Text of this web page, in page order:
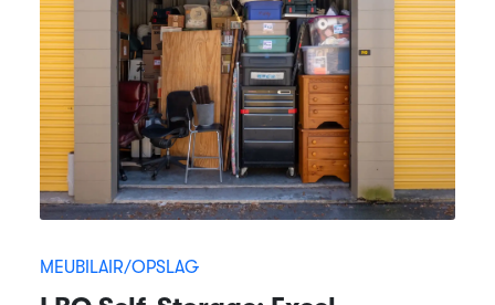
MEUBILAIR/OPSLAG